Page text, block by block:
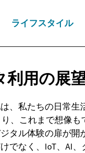
ライフスタイル
利用の展
、私たちの日常
、これまで想像
タル体験の扉が
でなく、IoT、AI